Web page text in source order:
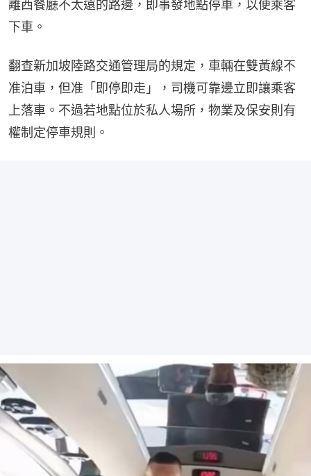
離西餐廳不太遠的路邊，即事發地點停車，以便乘客
下車。
翻查新加坡陸路交通管理局的規定，車輛在雙黃線不
准泊車，但准「即停即走」，司機可靠邊立即讓乘客
上落車。不過若地點位於私人場所，物業及保安則有
權制定停車規則。